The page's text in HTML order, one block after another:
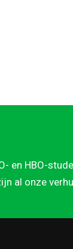
en HBO-
al onze